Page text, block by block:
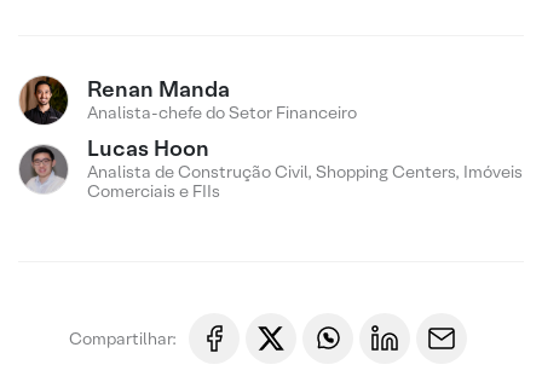
Renan Manda
Analista-chefe do Setor Financeiro
Lucas Hoon
Analista de Construção Civil, Shopping Centers, Imóveis
Comerciais e FIIs
Compartilhar: